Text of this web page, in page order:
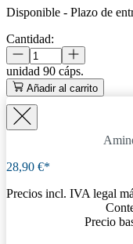
Disponible - Plazo de
Cantidad:
unidad 90 cáps.
Añadir al carrito
28,90 €*
Precios incl. IVA legal
Precio